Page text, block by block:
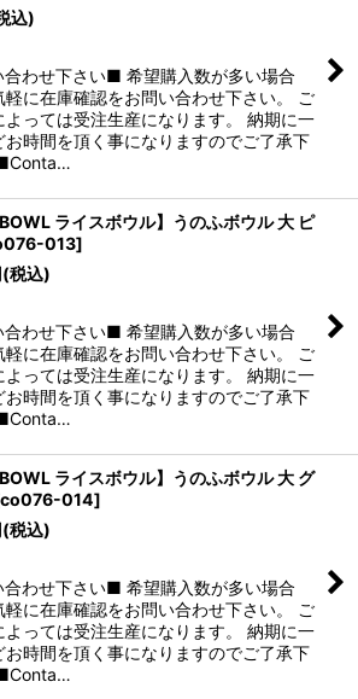
込)
わせ下さい■ 希望購入数が多い場合
軽に在庫確認をお問い合わせ下さい。 ご
よっては受注生産になります。 納期に一
お時間を頂く事になりますのでご了承下
BOWL ライスボウル】うのふボウル 大 ピ
013]
(税込)
わせ下さい■ 希望購入数が多い場合
軽に在庫確認をお問い合わせ下さい。 ご
よっては受注生産になります。 納期に一
お時間を頂く事になりますのでご了承下
BOWL ライスボウル】うのふボウル 大 グ
co076-014]
(税込)
わせ下さい■ 希望購入数が多い場合
軽に在庫確認をお問い合わせ下さい。 ご
よっては受注生産になります。 納期に一
お時間を頂く事になりますのでご了承下